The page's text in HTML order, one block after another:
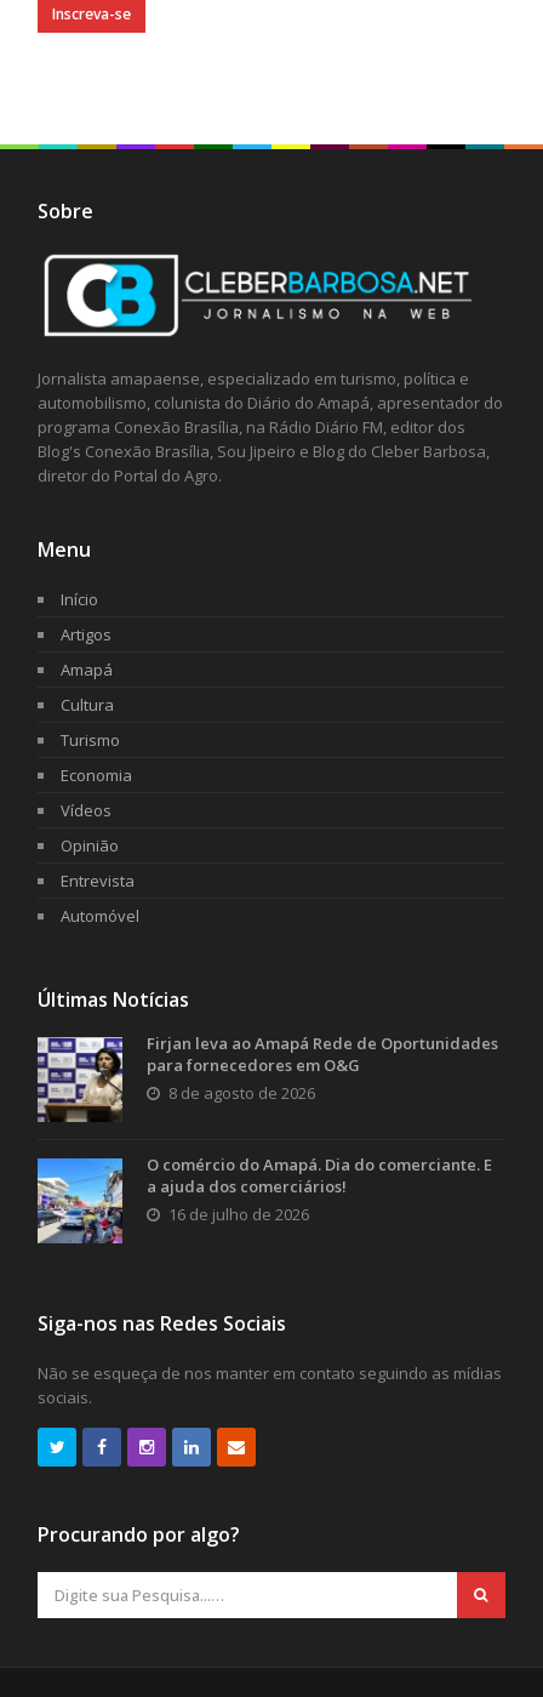
Sobre
Jornalista amapaense, especializado em turismo, política e
automobilismo, colunista do Diário do Amapá, apresentador do
programa Conexão Brasília, na Rádio Diário FM, editor dos
Blog's Conexão Brasília, Sou Jipeiro e Blog do Cleber Barbosa,
diretor do Portal do Agro.
Menu
Início
Artigos
Amapá
Cultura
Turismo
Economia
Vídeos
Opinião
Entrevista
Automóvel
Últimas Notícias
Firjan leva ao Amapá Rede de Oportunidades
para fornecedores em O&G
8 de agosto de 2026
O comércio do Amapá. Dia do comerciante. E
a ajuda dos comerciários!
16 de julho de 2026
Siga-nos nas Redes Sociais
Não se esqueça de nos manter em contato seguindo as mídias
sociais.
Procurando por algo?